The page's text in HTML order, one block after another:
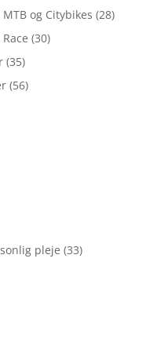
og Citybikes (28)
(30)
(35)
(56)
pleje (33)